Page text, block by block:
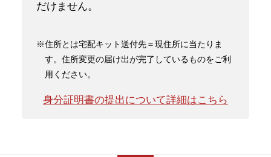
だけません。
※住所とは宅配キット送付先＝現住所に当たりま
す。住所変更の届け出が完了しているものをご利
用ください。
身分証明書の提出について詳細はこちら